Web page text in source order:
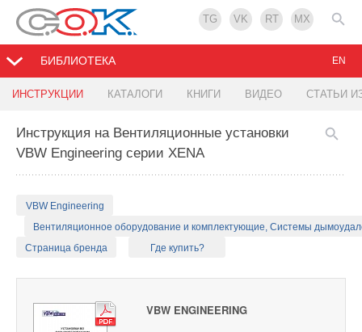
TG VK RT MX
БИБЛИОТЕКА
ИНСТРУКЦИИ КАТАЛОГИ КНИГИ ВИДЕО СТАТЬИ
EN
Инструкция на Вентиляционные установки
VBW Engineering серии XENA
VBW Engineering
Вентиляционное оборудование и комплектующие, Системы
Страница бренда
Где купить?
VBW ENGINEERING